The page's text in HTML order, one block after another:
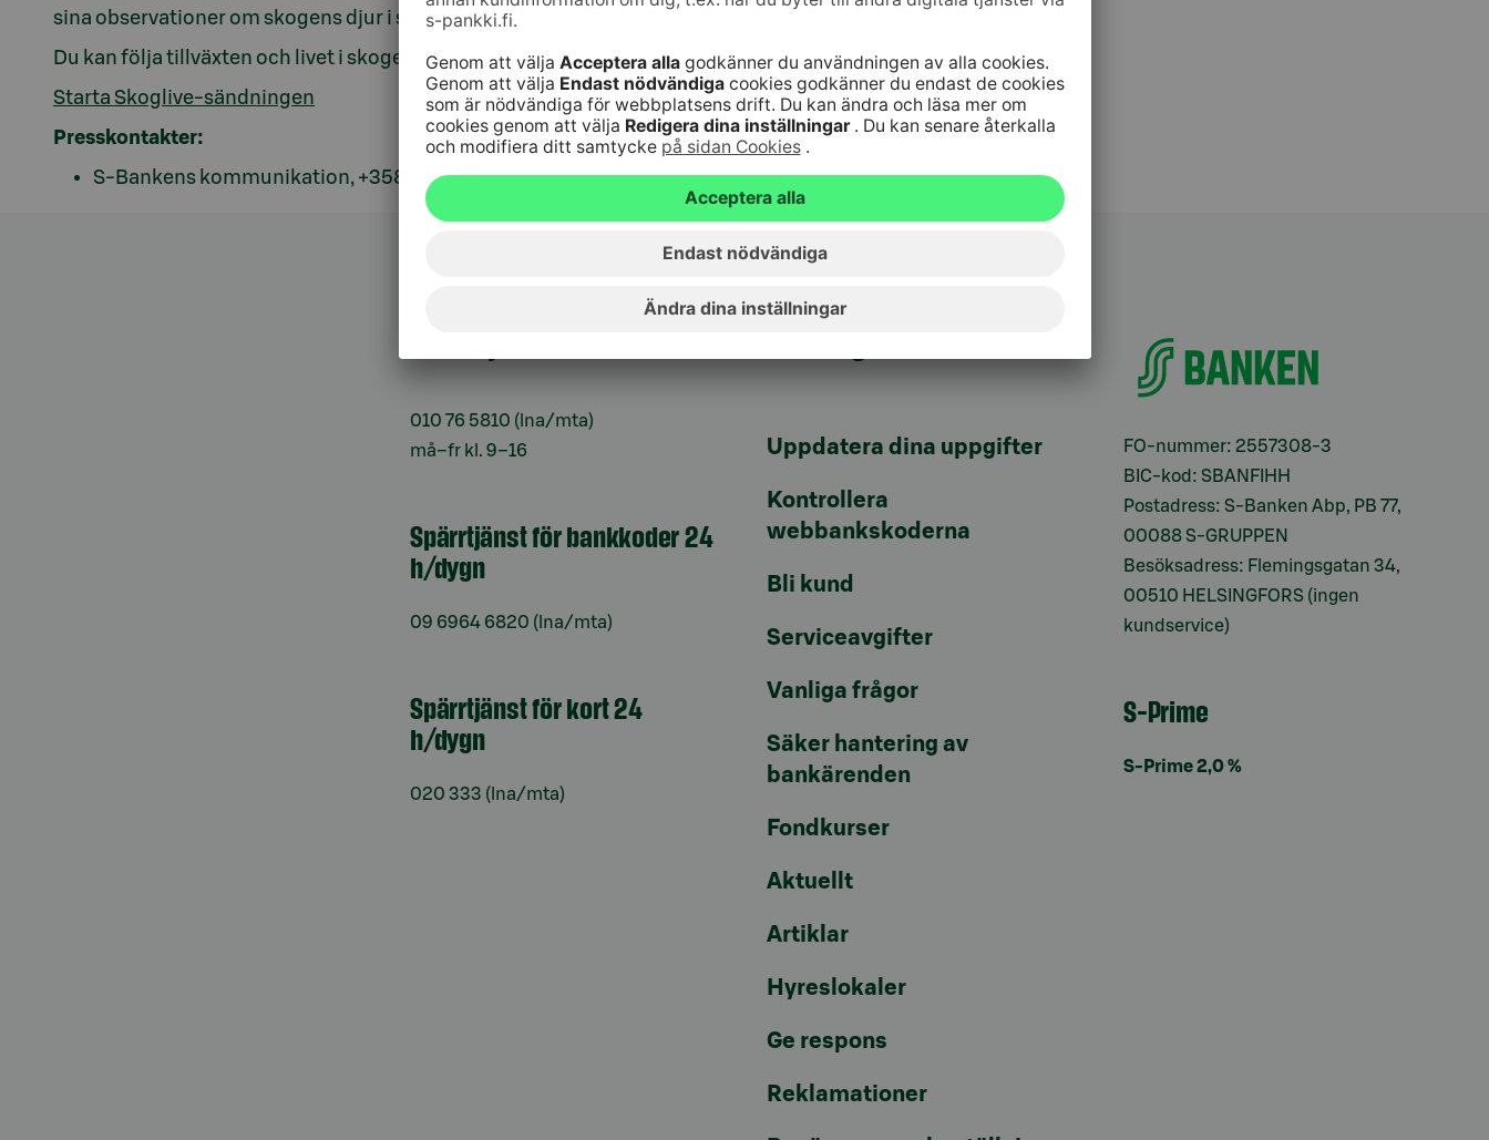
sina observationer om skogens djur i sociala medier med hashtaggen
Du kan följa tillväxten och livet i skogen genom livesändningen på S-Bankenswebbplats Skoglive.
Starta Skoglive-sändningen
Presskontakter:
S-Bankens kommunikation, +358 50 573 5855,viestinta@s-pankki.fi
010 76 5810 (lna/mta)
må–fr kl. 9–16
Spärrtjänst för bankkoder 24
h/dygn
09 6964 6820 (lna/mta)
Spärrtjänst för kort 24
h/dygn
020 333 (lna/mta)
Uppdatera dina uppgifter
Kontrollera
webbankskoderna
Bli kund
Serviceavgifter
Vanliga frågor
Säker hantering av
bankärenden
Fondkurser
Aktuellt
Artiklar
Hyreslokaler
Ge respons
Reklamationer
FO-nummer: 2557308-3
BIC-kod: SBANFIHH
Postadress: S-Banken Abp, PB 77,
00088 S-GRUPPEN
Besöksadress: Flemingsgatan 34,
00510 HELSINGFORS (ingen
kundservice)
S-Prime
S-Prime 2,0 %